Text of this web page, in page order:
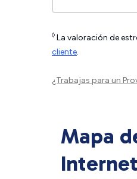
◊ La valoración de
cliente.
¿Trabajas para un
Mapa
Internet